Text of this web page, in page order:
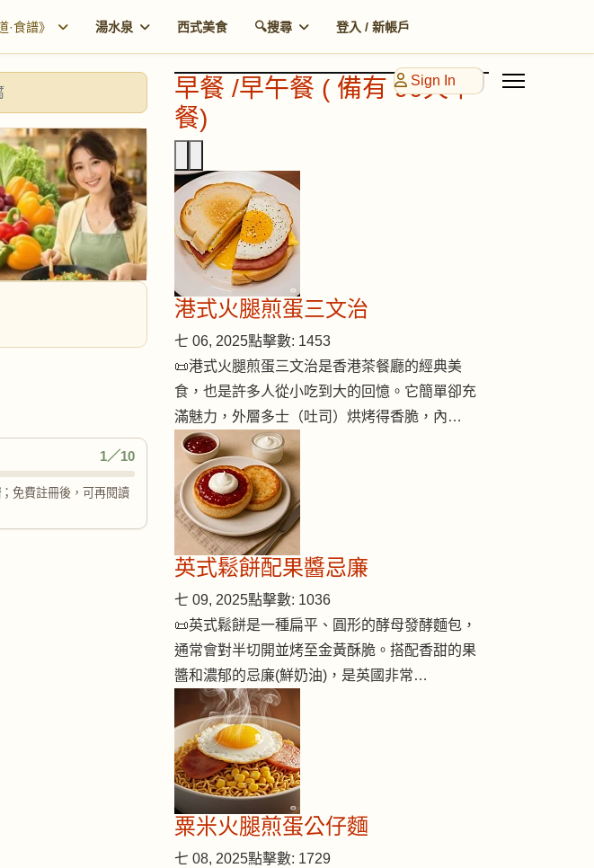
·食譜》 湯水泉 西式美食 🔍搜尋 登入 / 新帳戶
Sign In
1／10
；免費註冊後，可再閱讀
早餐 /早午餐 ( 備有 90天早
餐)
港式火腿煎蛋三文治
七 06, 2025點擊數: 1453
📜港式火腿煎蛋三文治是香港茶餐廳的經典美
食，也是許多人從小吃到大的回憶。它簡單卻充
滿魅力，外層多士（吐司）烘烤得香脆，內…
英式鬆餅配果醬忌廉
七 09, 2025點擊數: 1036
📜英式鬆餅是一種扁平、圓形的酵母發酵麵包，
通常會對半切開並烤至金黃酥脆。搭配香甜的果
醬和濃郁的忌廉(鮮奶油)，是英國非常…
粟米火腿煎蛋公仔麵
七 08, 2025點擊數: 1729